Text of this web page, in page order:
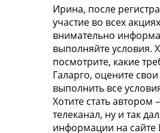
Ирина, после
участие во всех
внимательно
выполняйте условия.
посмотрите, какие
Галарго, оцените
выполнить все
Хотите стать автором
телеканал, ну и так
информации на